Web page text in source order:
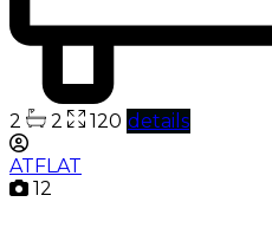
2 2 120 details
ATFLAT
12